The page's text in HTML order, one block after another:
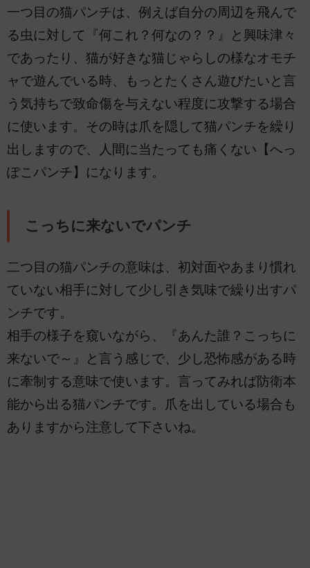
一つ目の猫パンチは、例えば自分の周辺を飛んで
る虫に対して『何これ？何なの？？』と興味津々
であったり、猫が好きな猫じゃらしの様なオモチ
ャで遊んでいる時、もっとたくさん遊びたいと言
う気持ちで致命傷を与えない程度に攻撃する場合
に使います。その時は爪を隠して猫パンチを繰り
出しますので、人間に当たっても痛くない【へっ
ぽこパンチ】になります。
こっちに来ないでパンチ
二つ目の猫パンチの意味は、初対面やあまり慣れ
ていない相手に対して少し引き気味で繰り出すパ
ンチです。
相手の様子を窺いながら、『あんた誰？こっちに
来ないで～』と言う感じで、少し恐怖感がある時
に牽制する意味で使います。言ってみれば防衛本
能から出る猫パンチです。爪を出している場合も
ありますから注意して下さいね。